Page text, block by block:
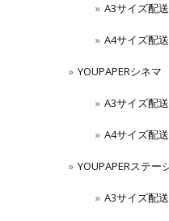
A3サイズ配
A4サイズ配
YOUPAPERシネマ
A3サイズ配
A4サイズ配
YOUPAPERステー
A3サイズ配